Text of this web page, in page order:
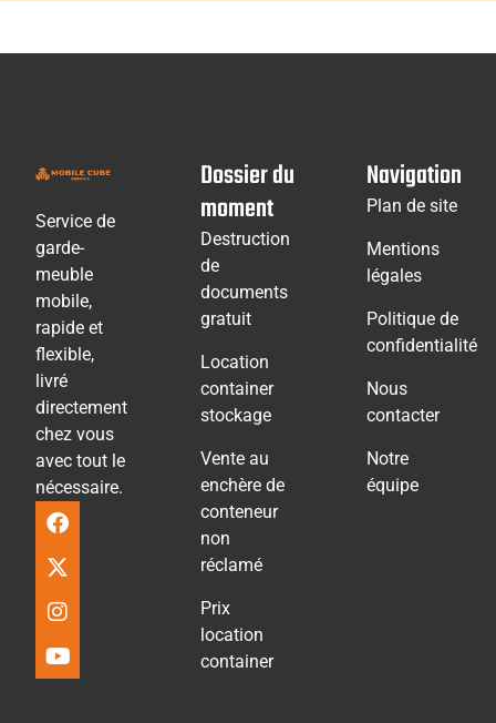
Service de
garde-
meuble
mobile,
rapide et
flexible,
livré
directement
chez vous
avec tout le
nécessaire.
Dossier du
moment
Destruction
de
documents
gratuit
Location
container
stockage
Vente au
enchère de
conteneur
non
réclamé
Prix
location
container
Navigation
Plan de site
Mentions
légales
Politique de
confidentialité
Nous
contacter
Notre
équipe